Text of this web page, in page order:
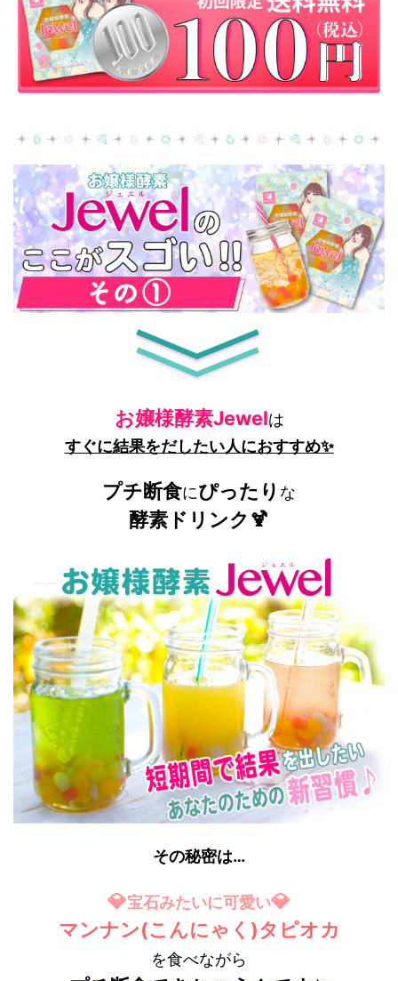
お嬢様酵素Jewelは
すぐに結果をだしたい人におすすめ✨
プチ断食にぴったり な
酵素ドリンク🍹
その秘密は…
💎宝石みたいに可愛い💎
マンナン(こんにゃく)タピオカ
を食べながら